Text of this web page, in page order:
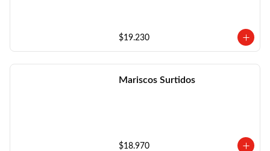
$19.230
Mariscos Surtidos
$18.970